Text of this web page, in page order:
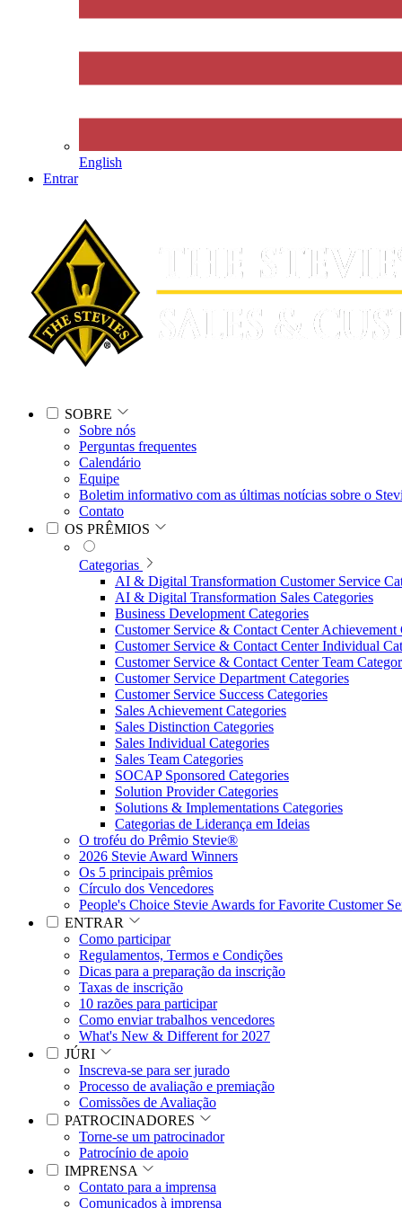
English
Entrar
SOBRE
Sobre nós
Perguntas frequentes
Calendário
Equipe
Boletim informativo com as últimas notícias sobre o
Contato
OS PRÊMIOS
Categorias
AI & Digital Transformation Customer Service
AI & Digital Transformation Sales Categories
Business Development Categories
Customer Service & Contact Center Achievement
Customer Service & Contact Center Individual
Customer Service & Contact Center Team
Customer Service Department Categories
Customer Service Success Categories
Sales Achievement Categories
Sales Distinction Categories
Sales Individual Categories
Sales Team Categories
SOCAP Sponsored Categories
Solution Provider Categories
Solutions & Implementations Categories
Categorias de Liderança em Ideias
O troféu do Prêmio Stevie®
2026 Stevie Award Winners
Os 5 principais prêmios
Círculo dos Vencedores
People's Choice Stevie Awards for Favorite Customer
ENTRAR
Como participar
Regulamentos, Termos e Condições
Dicas para a preparação da inscrição
Taxas de inscrição
10 razões para participar
Como enviar trabalhos vencedores
What's New & Different for 2027
JÚRI
Inscreva-se para ser jurado
Processo de avaliação e premiação
Comissões de Avaliação
PATROCINADORES
Torne-se um patrocinador
Patrocínio de apoio
IMPRENSA
Contato para a imprensa
Comunicados à imprensa